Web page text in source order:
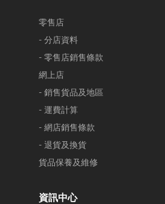
零售店
- 分店資料
- 零售店銷售條款
網上店
- 銷售貨品及地區
- 運費計算
- 網店銷售條款
- 退貨及換貨
貨品保養及維修
資訊中心